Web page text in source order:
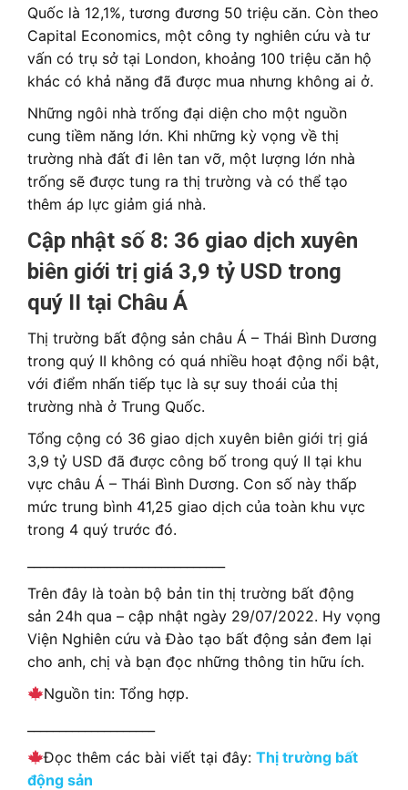
Quốc là 12,1%, tương đương 50 triệu căn. Còn theo
Capital Economics, một công ty nghiên cứu và tư
vấn có trụ sở tại London, khoảng 100 triệu căn hộ
khác có khả năng đã được mua nhưng không ai ở.
Những ngôi nhà trống đại diện cho một nguồn
cung tiềm năng lớn. Khi những kỳ vọng về thị
trường nhà đất đi lên tan vỡ, một lượng lớn nhà
trống sẽ được tung ra thị trường và có thể tạo
thêm áp lực giảm giá nhà.
Cập nhật số 8: 36 giao dịch xuyên
biên giới trị giá 3,9 tỷ USD trong
quý II tại Châu Á
Thị trường bất động sản châu Á – Thái Bình Dương
trong quý II không có quá nhiều hoạt động nổi bật,
với điểm nhấn tiếp tục là sự suy thoái của thị
trường nhà ở Trung Quốc.
Tổng cộng có 36 giao dịch xuyên biên giới trị giá
3,9 tỷ USD đã được công bố trong quý II tại khu
vực châu Á – Thái Bình Dương. Con số này thấp
mức trung bình 41,25 giao dịch của toàn khu vực
trong 4 quý trước đó.
Trên đây là toàn bộ bản tin thị trường bất động
sản 24h qua – cập nhật ngày 29/07/2022. Hy vọng
Viện Nghiên cứu và Đào tạo bất động sản đem lại
cho anh, chị và bạn đọc những thông tin hữu ích.
Nguồn tin: Tổng hợp.
Đọc thêm các bài viết tại đây:Thị trường bất
động sản